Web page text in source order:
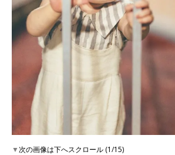
▼次の画像は下へスクロール (1/15)